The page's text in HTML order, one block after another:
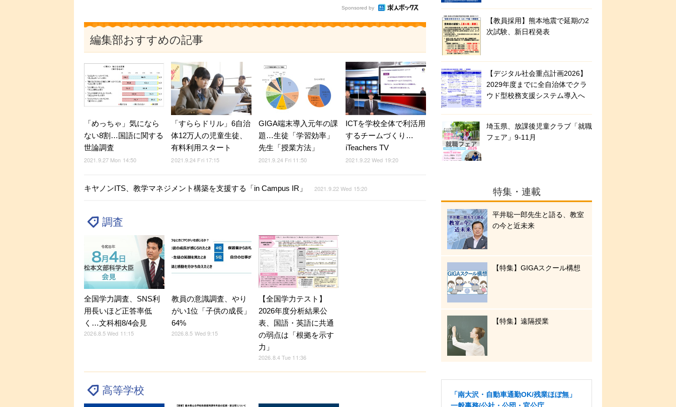
Sponsored by
編集部おすすめの記事
「めっちゃ」気になら
ない8割…国語に関する
世論調査
2021.9.27 Mon 14:50
「すららドリル」6自治
体12万人の児童生徒、
有料利用スタート
2021.9.24 Fri 17:15
GIGA端末導入元年の課
題…生徒「学習効率」
先生「授業方法」
2021.9.24 Fri 11:50
ICTを学校全体で利活用
するチームづくり…
iTeachers TV
2021.9.22 Wed 19:20
キヤノンITS、教学マネジメント構築を支援する「in Campus IR」 2021.9.22 Wed 15:20
調査
全国学力調査、SNS利
用長いほど正答率低
く…文科相8/4会見
2026.8.5 Wed 11:15
教員の意識調査、やり
がい1位「子供の成長」
64%
2026.8.5 Wed 9:15
【全国学力テスト】
2026年度分析結果公
表、国語・英語に共通
の弱点は「根拠を示す
力」
2026.8.4 Tue 11:36
高等学校
【教員採用】熊本地震で延期の2
次試験、新日程発表
【デジタル社会重点計画2026】
2029年度までに全自治体でクラ
ウド型校務支援システム導入へ
埼玉県、放課後児童クラブ「就職
フェア」9-11月
特集・連載
平井聡一郎先生と語る、教室
の今と近未来
【特集】GIGAスクール構想
【特集】遠隔授業
「南大沢・自動車通勤OK/残業ほぼ無」